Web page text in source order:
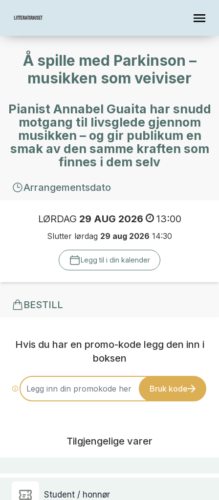
Å spille med Parkinson –
musikken som veiviser
Pianist Annabel Guaita har snudd
motgang til livsglede gjennom
musikken – og gir publikum en
smak av den samme kraften som
finnes i dem selv
Arrangementsdato
LØRDAG 29 AUG 2026 13:00
Slutter lørdag 29 aug 2026 14:30
Legg til i din kalender
BESTILL
Hvis du har en promo-kode legg den inn i
boksen
Bruk kode
Tilgjengelige varer
Student / honnør